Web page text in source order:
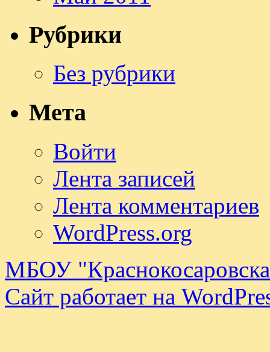
Рубрики
Без рубрики
Мета
Войти
Лента записей
Лента комментариев
WordPress.org
МБОУ
Сайт работает на